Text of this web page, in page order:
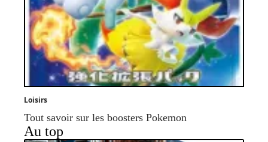
Loisirs
Tout savoir sur les boosters Pokemon
Au top